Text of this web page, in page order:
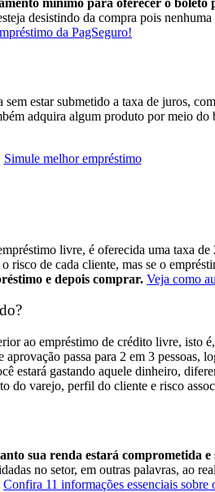
mínimo para oferecer o boleto
desistindo da compra pois
da PagSeguro!
estar submetido a taxa de juros,
adquira algum produto por meio
Simule melhor empréstimo
livre, é oferecida uma taxa
de cada cliente, mas se o
e depois comprar. Veja como
ao empréstimo de crédito livre, isto
passa para 2 em 3 pessoas,
estará gastando aquele dinheiro,
do varejo, perfil do cliente e risco
sua renda estará comprometida e
no setor, em outras palavras, ao
Confira 11 informações essenciais sobre